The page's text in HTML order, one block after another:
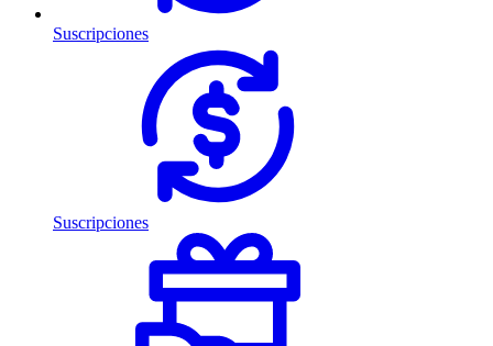
Suscripciones
Suscripciones